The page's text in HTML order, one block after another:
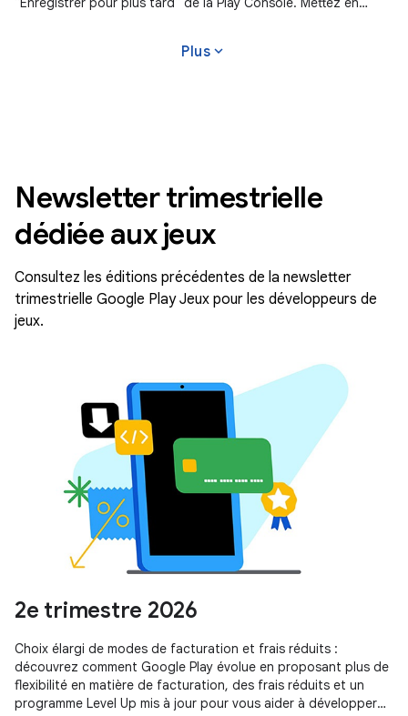
Plus expand_more
Newsletter trimestrielle
dédiée aux jeux
Consultez les éditions précédentes de la newsletter
trimestrielle Google Play Jeux pour les développeurs de
jeux.
2e trimestre 2026
Choix élargi de modes de facturation et frais réduits :
découvrez comment Google Play évolue en proposant plus de
flexibilité en matière de facturation, des frais réduits et un
programme Level Up mis à jour pour vous aider à développer